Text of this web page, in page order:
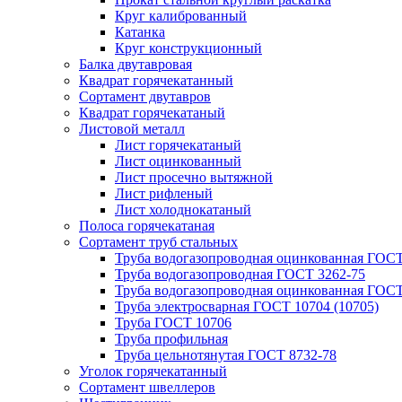
Круг калиброванный
Катанка
Круг конструкционный
Балка двутавровая
Квадрат горячекатанный
Сортамент двутавров
Квадрат горячекатаный
Листовой металл
Лист горячекатаный
Лист оцинкованный
Лист просечно вытяжной
Лист рифленый
Лист холоднокатаный
Полоса горячекатаная
Сортамент труб стальных
Труба водогазопроводная оцинкованная
Труба водогазопроводная ГОСТ 3262-75
Труба водогазопроводная оцинкованная
Труба электросварная ГОСТ 10704 (10705)
Труба ГОСТ 10706
Труба профильная
Труба цельнотянутая ГОСТ 8732-78
Уголок горячекатанный
Сортамент швеллеров